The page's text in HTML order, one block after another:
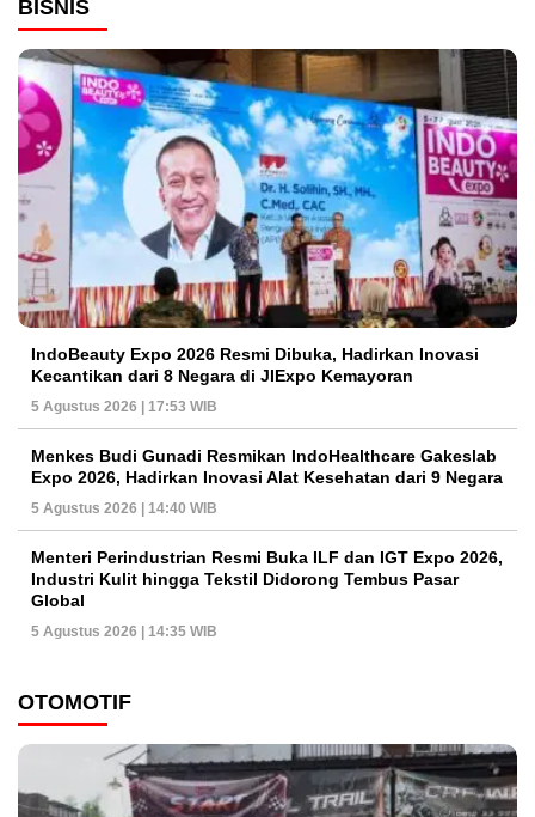
BISNIS
IndoBeauty Expo 2026 Resmi Dibuka, Hadirkan Inovasi
Kecantikan dari 8 Negara di JIExpo Kemayoran
5 Agustus 2026 | 17:53 WIB
Menkes Budi Gunadi Resmikan IndoHealthcare Gakeslab
Expo 2026, Hadirkan Inovasi Alat Kesehatan dari 9 Negara
5 Agustus 2026 | 14:40 WIB
Menteri Perindustrian Resmi Buka ILF dan IGT Expo 2026,
Industri Kulit hingga Tekstil Didorong Tembus Pasar
Global
5 Agustus 2026 | 14:35 WIB
OTOMOTIF